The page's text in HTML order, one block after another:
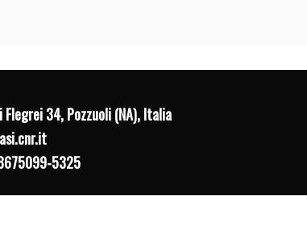
Flegrei 34, Pozzuoli (NA), Italia
5325